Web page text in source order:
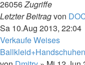
26056Zugriffe
Letzter Beitragvon
Sa 10.Aug 2013, 22:04
Verkaufe Weises